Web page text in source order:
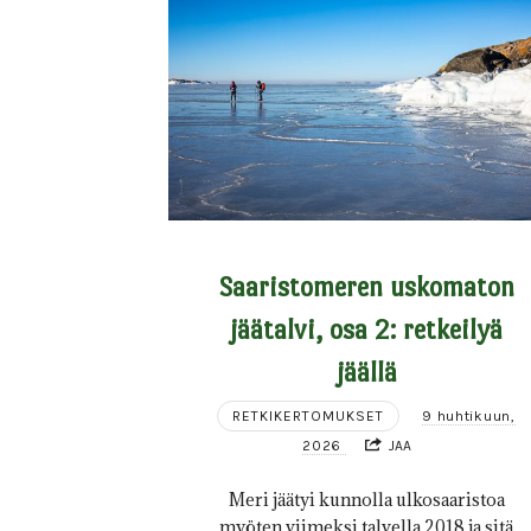
Saaristomeren uskomaton
jäätalvi, osa 2: retkeilyä
jäällä
RETKIKERTOMUKSET
9 huhtikuun,
2026
JAA
Meri jäätyi kunnolla ulkosaaristoa